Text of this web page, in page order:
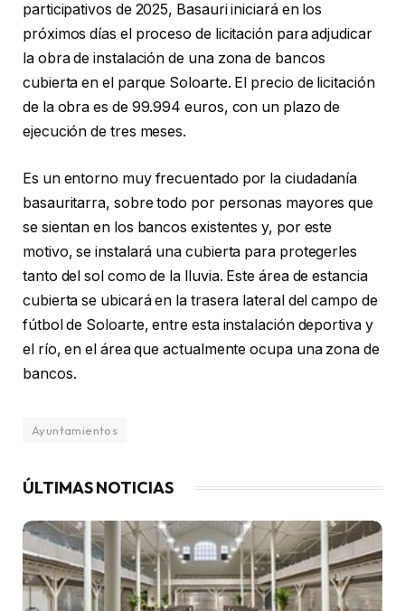
participativos de 2025, Basauri iniciará en los
próximos días el proceso de licitación para adjudicar
la obra de instalación de una zona de bancos
cubierta en el parque Soloarte. El precio de licitación
de la obra es de 99.994 euros, con un plazo de
ejecución de tres meses.
Es un entorno muy frecuentado por la ciudadanía
basauritarra, sobre todo por personas mayores que
se sientan en los bancos existentes y, por este
motivo, se instalará una cubierta para protegerles
tanto del sol como de la lluvia. Este área de estancia
cubierta se ubicará en la trasera lateral del campo de
fútbol de Soloarte, entre esta instalación deportiva y
el río, en el área que actualmente ocupa una zona de
bancos.
Ayuntamientos
ÚLTIMAS NOTICIAS